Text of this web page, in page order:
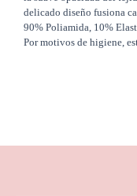
delicado diseño fusiona
90% Poliamida, 10%
Por motivos de higiene,